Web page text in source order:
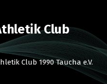
Club
Club 1990 Taucha e.V.